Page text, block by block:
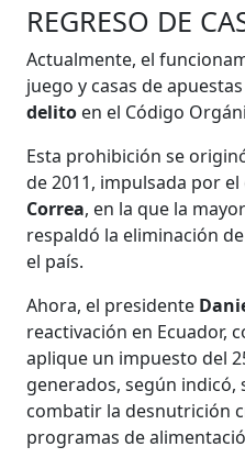
REGRESO DE
Actualmente, el
juego y casas de
delito en el Código
Esta prohibición se
de 2011, impulsada por
Correa, en la que la
respaldó la eliminación
el país.
Ahora, el presidente
reactivación en Ecuador,
aplique un impuesto del
generados, según indicó,
combatir la desnutrición
programas de